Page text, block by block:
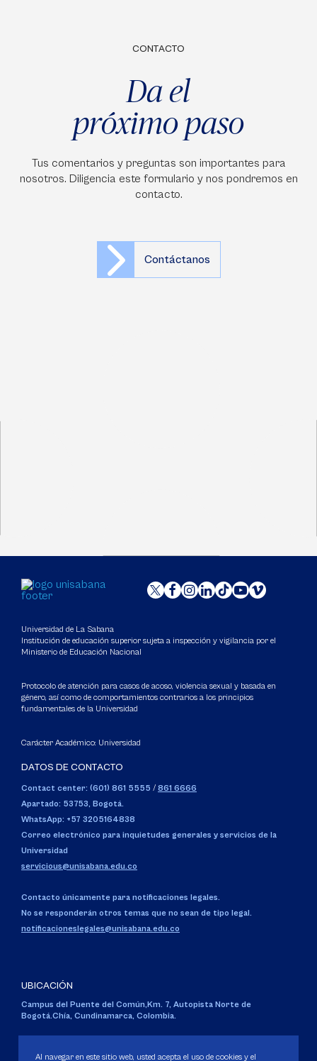
CONTACTO
Da el
próximo paso
Tus comentarios y preguntas son importantes para
nosotros. Diligencia este formulario y nos pondremos en
contacto.
Contáctanos
Universidad de La Sabana
Institución de educación superior sujeta a inspección y vigilancia por el
Ministerio de Educación Nacional
Protocolo de atención para casos de acoso, violencia sexual y basada en
género, así como de comportamientos contrarios a los principios
fundamentales de la Universidad
Carácter Académico: Universidad
DATOS DE CONTACTO
Contact center: (601) 861 5555 / 861 6666
Apartado: 53753, Bogotá.
WhatsApp: +57 3205164838
Correo electrónico para inquietudes generales y servicios de la
Universidad
servicious@unisabana.edu.co
Contacto únicamente para notificaciones legales.
No se responderán otros temas que no sean de tipo legal.
notificacioneslegales@unisabana.edu.co
UBICACIÓN
Campus del Puente del Común,Km. 7, Autopista Norte de
Bogotá.Chía, Cundinamarca, Colombia.
Personería Jurídica:Resolución 130 del 14 de enero de 1980.
Al navegar en este sitio web, usted acepta el uso de cookies y el